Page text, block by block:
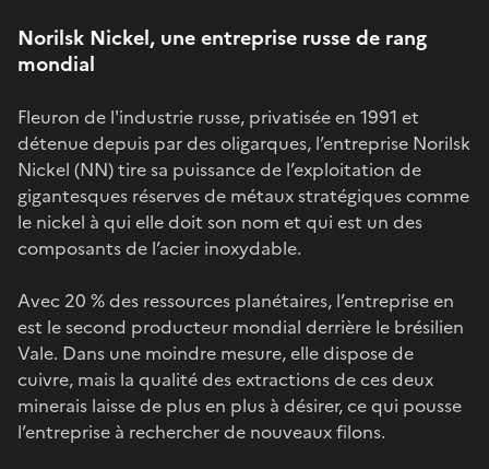
Norilsk Nickel, une entreprise russe de rang
mondial
Fleuron de l'industrie russe, privatisée en 1991 et
détenue depuis par des oligarques, l’entreprise Norilsk
Nickel (NN) tire sa puissance de l’exploitation de
gigantesques réserves de métaux stratégiques comme
le nickel à qui elle doit son nom et qui est un des
composants de l’acier inoxydable.
Avec 20 % des ressources planétaires, l’entreprise en
est le second producteur mondial derrière le brésilien
Vale. Dans une moindre mesure, elle dispose de
cuivre, mais la qualité des extractions de ces deux
minerais laisse de plus en plus à désirer, ce qui pousse
l’entreprise à rechercher de nouveaux filons.